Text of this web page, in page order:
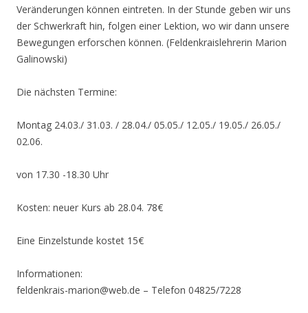
Veränderungen können eintreten. In der Stunde geben wir uns
der Schwerkraft hin, folgen einer Lektion, wo wir dann unsere
Bewegungen erforschen können. (Feldenkraislehrerin Marion
Galinowski)
Die nächsten Termine:
Montag 24.03./ 31.03. / 28.04./ 05.05./ 12.05./ 19.05./ 26.05./
02.06.
von 17.30 -18.30 Uhr
Kosten: neuer Kurs ab 28.04. 78€
Eine Einzelstunde kostet 15€
Informationen:
feldenkrais-marion@web.de – Telefon 04825/7228